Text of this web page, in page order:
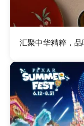
汇聚中华精粹，